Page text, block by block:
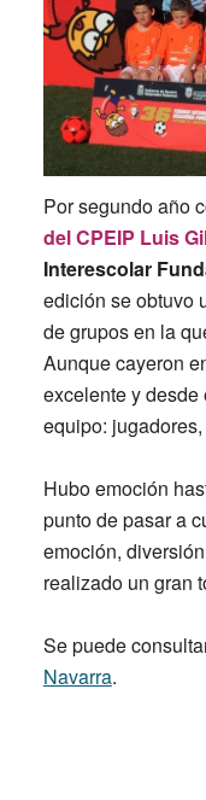
Por segundo año
del CPEIP Luis
Interescolar
edición se obtuvo
de grupos en la
Aunque cayeron
excelente y
equipo:
Hubo emoción
punto de pasar a
emoción,
realizado un gran
Se puede
Navarra.